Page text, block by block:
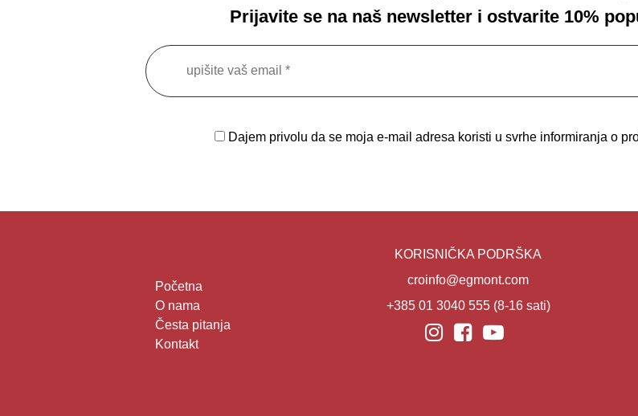
Prijavite se na naš newsletter i ostvarite 10%
Dajem privolu da se moja e-mail adresa koristi u svrhe informiranja o
Početna
O nama
Česta pitanja
Kontakt
KORISNIČKA PODRŠKA
croinfo@egmont.com
+385 01 3040 555(8-16 sati)